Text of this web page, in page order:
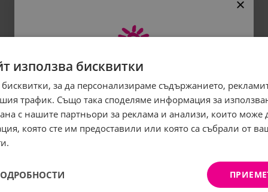
използва бисквитки
за да персонализираме съдържанието,
трафик. Също така споделяме информация за
с нашите партньори за реклама и анализи, които може
която сте им предоставили или която са събрали от
Абонирайте се за бюлетина
и грабнете-5%отстъпка!
Имейл: